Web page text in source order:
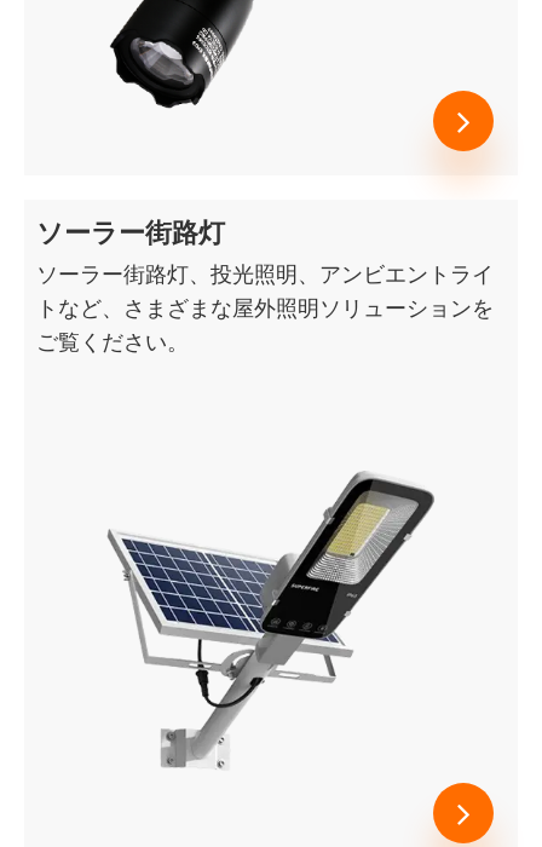
ソーラー街路灯
ソーラー街路灯、投光照明、アンビエントライ
トなど、さまざまな屋外照明ソリューションを
ご覧ください。